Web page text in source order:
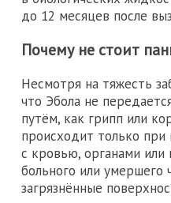
до 12 месяцев после
Почему не стоит
Несмотря на тяжесть
что Эбола не
путём, как грипп или
происходит только
с кровью, органами или
больного или умершего
загрязнённые